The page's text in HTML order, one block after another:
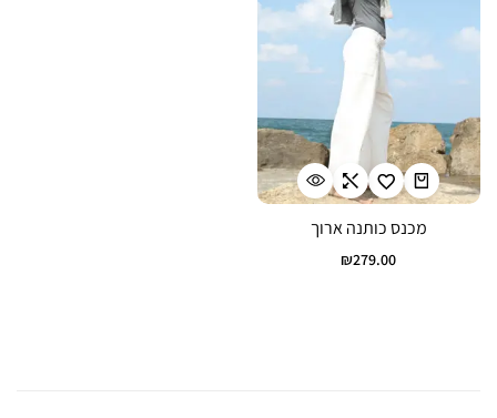
מכנס כותנה ארוך
₪279.00